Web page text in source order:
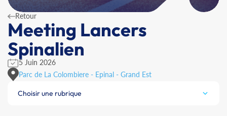
Retour
Meeting Lancers
Spinalien
5 Juin 2026
Parc de La Colombiere - Epinal - Grand Est
Choisir une rubrique